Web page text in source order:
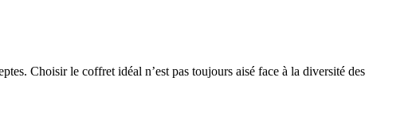
Choisir le coffret idéal n’est pas toujours aisé face à la diversité des